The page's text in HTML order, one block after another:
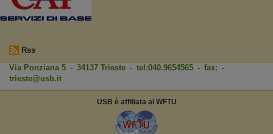
Rss
Via Ponziana 5 - 34137 Trieste - tel:040.9654565 - fax: -
trieste@usb.it
USB è affiliata al WFTU